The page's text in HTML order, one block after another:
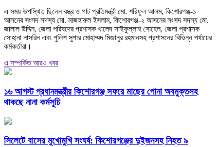
এ সময় উপস্থিত ছিলেন বস্ত্র ও পাট প্রতিমন্ত্রী মো. শরিফুল আলম, কিশোরগঞ্জ-১
আসনের সংসদ সদস্য মো. মাজহারুল ইসলাম, কিশোরগঞ্জ-২ আসনের সংসদ সদস্য মো.
জালাল উদ্দিন, জেলা পরিষদের প্রশাসক খালেদ সাইফুল্লাহ সোহেল, জেলা প্রশাসক
সোহানা নাসরিন এবং পুলিশ সুপার মোহাম্মদ মিজানুর রহমানসহ প্রশাসনের বিভিন্ন পর্যায়ের
কর্মকর্তারা।
এ সম্পর্কিত আরও খবর
১৬ আগস্ট প্রধানমন্ত্রীর কিশোরগঞ্জ সফরে মাছের পোনা অবমুক্তসহ
থাকছে নানা কর্মসূচি
সিলেটে বাসের মুখোমুখি সংঘর্ষ: কিশোরগঞ্জের দুইজনসহ নিহত ৯